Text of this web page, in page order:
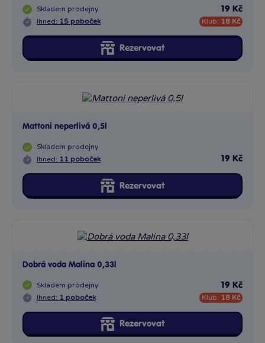
Skladem prodejny
Ihned: 15 poboček
19 Kč
Klub: 18 Kč
Rezervovat
Mattoni neperlivá 0,5l
Skladem prodejny
Ihned: 11 poboček 19 Kč
Rezervovat
Dobrá voda Malina 0,33l
Skladem prodejny
Ihned: 1 poboček
19 Kč
Klub: 18 Kč
Rezervovat